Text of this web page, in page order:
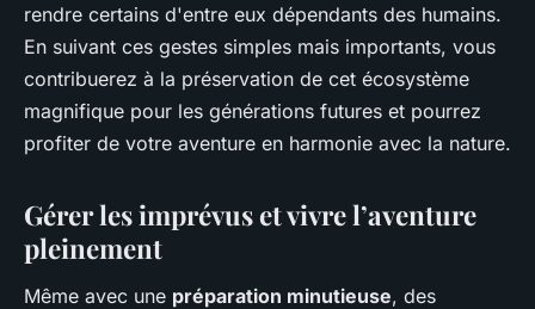
rendre certains d'entre eux dépendants des humains.
En suivant ces gestes simples mais importants, vous
contribuerez à la préservation de cet écosystème
magnifique pour les générations futures et pourrez
profiter de votre aventure en harmonie avec la nature.
Gérer les imprévus et vivre l’aventure
pleinement
Même avec une préparation minutieuse, des